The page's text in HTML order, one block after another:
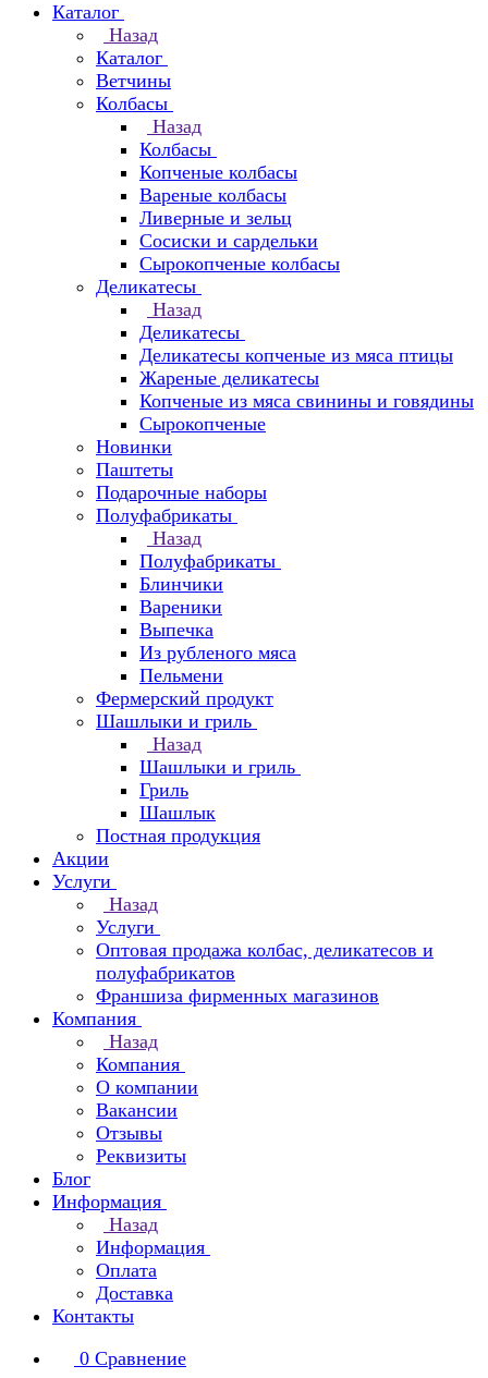
Каталог
Назад
Каталог
Ветчины
Колбасы
Назад
Колбасы
Копченые колбасы
Вареные колбасы
Ливерные и зельц
Сосиски и сардельки
Сырокопченые колбасы
Деликатесы
Назад
Деликатесы
Деликатесы копченые из мяса птицы
Жареные деликатесы
Копченые из мяса свинины и говядины
Сырокопченые
Новинки
Паштеты
Подарочные наборы
Полуфабрикаты
Назад
Полуфабрикаты
Блинчики
Вареники
Выпечка
Из рубленого мяса
Пельмени
Фермерский продукт
Шашлыки и гриль
Назад
Шашлыки и гриль
Гриль
Шашлык
Постная продукция
Акции
Услуги
Назад
Услуги
Оптовая продажа колбас, деликатесов и
полуфабрикатов
Франшиза фирменных магазинов
Компания
Назад
Компания
О компании
Вакансии
Отзывы
Реквизиты
Блог
Информация
Назад
Информация
Оплата
Доставка
Контакты
0 Сравнение